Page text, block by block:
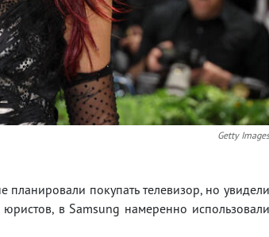
Getty Images
покупать телевизор, но увидели
в Samsung намеренно использовали